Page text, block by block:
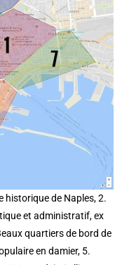
historique de Naples, 2.
et administratif, ex
quartiers de bord de
en damier, 5.